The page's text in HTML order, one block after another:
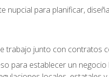
nupcial para planificar,
trabajo junto con contratos
para establecer un